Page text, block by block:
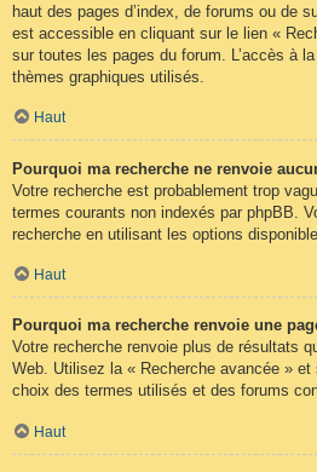
haut des pages d’index, de forums ou de
est accessible en cliquant sur le lien «
sur toutes les pages du forum. L’accès à
thèmes graphiques utilisés.
Haut
Pourquoi ma recherche ne renvoie
Votre recherche est probablement trop
termes courants non indexés par phpBB.
recherche en utilisant les options
Haut
Pourquoi ma recherche renvoie une
Votre recherche renvoie plus de résultats
Web. Utilisez la « Recherche avancée »
choix des termes utilisés et des forums
Haut